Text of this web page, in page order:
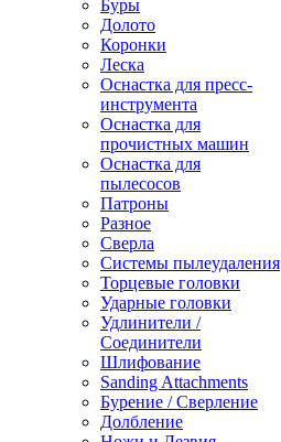
Буры
Долото
Коронки
Леска
Оснастка для пресс-
инструмента
Оснастка для
прочистных машин
Оснастка для
пылесосов
Патроны
Разное
Сверла
Системы пылеудаления
Торцевые головки
Ударные головки
Удлинители /
Соединители
Шлифование
Sanding Attachments
Бурение / Сверление
Долбление